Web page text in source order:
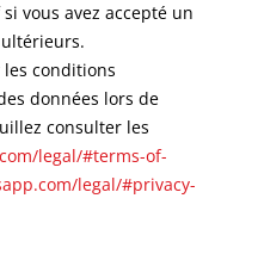
vous avez accepté un
conditions
données lors de
consulter les
legal/#terms-of-
legal/#privacy-